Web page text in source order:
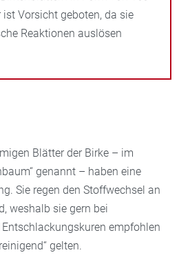
Vorsicht geboten, da sie
Reaktionen auslösen
Blätter der Birke – im
genannt – haben eine
Sie regen den Stoffwechsel an
weshalb sie gern bei
empfohlen
gelten.